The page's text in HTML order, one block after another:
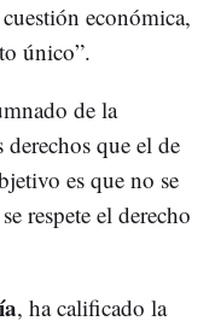
económica,
único”.
de la
que el de
es que no se
respete el derecho
, ha calificado la